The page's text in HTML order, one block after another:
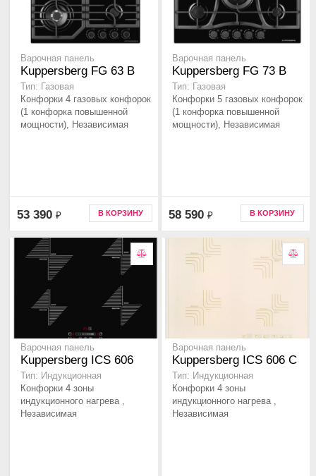
Варочная панель
Kuppersberg FG 63 B
Тип: Газовая
Конфорки 4 газовых конфорок
(1 конфорка повышенной
мощности), Независимая
53 390 ₽ В КОРЗИНУ
Варочная панель
Kuppersberg FG 73 B
Тип: Газовая
Конфорки 5 газовых конфорок
(1 конфорка повышенной
мощности), Независимая
58 590 ₽ В КОРЗИНУ
Варочная панель
Kuppersberg ICS 606
Тип: Индукционная
Конфорки 4 зоны
индукционного нагрева ,
Независимая
Варочная панель
Kuppersberg ICS 606 C
Тип: Индукционная
Конфорки 4 зоны
индукционного нагрева ,
Независимая